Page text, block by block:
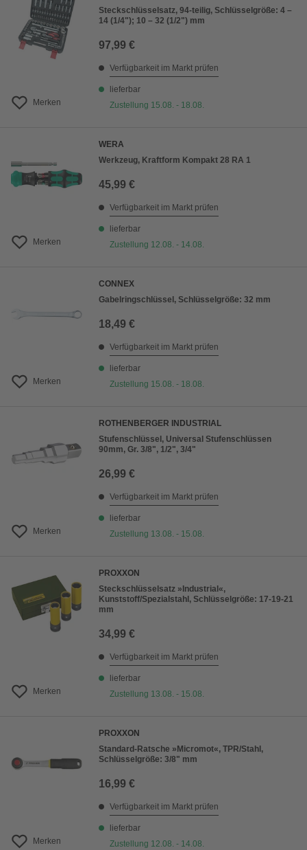
Merken
Steckschlüsselsatz, 94-teilig, Schlüsselgröße: 4 –
14 (1/4"); 10 – 32 (1/2") mm
97,99 €
Verfügbarkeit im Markt prüfen
lieferbar
Zustellung 15.08. - 18.08.
Merken
WERA
Werkzeug, Kraftform Kompakt 28 RA 1
45,99 €
Verfügbarkeit im Markt prüfen
lieferbar
Zustellung 12.08. - 14.08.
Merken
CONNEX
Gabelringschlüssel, Schlüsselgröße: 32 mm
18,49 €
Verfügbarkeit im Markt prüfen
lieferbar
Zustellung 15.08. - 18.08.
Merken
ROTHENBERGER INDUSTRIAL
Stufenschlüssel, Universal Stufenschlüssen
90mm, Gr. 3/8", 1/2", 3/4"
26,99 €
Verfügbarkeit im Markt prüfen
lieferbar
Zustellung 13.08. - 15.08.
Merken
PROXXON
Steckschlüsselsatz »Industrial«,
Kunststoff/Spezialstahl, Schlüsselgröße: 17-19-21
mm
34,99 €
Verfügbarkeit im Markt prüfen
lieferbar
Zustellung 13.08. - 15.08.
Merken
PROXXON
Standard-Ratsche »Micromot«, TPR/Stahl,
Schlüsselgröße: 3/8" mm
16,99 €
Verfügbarkeit im Markt prüfen
lieferbar
Zustellung 12.08. - 14.08.